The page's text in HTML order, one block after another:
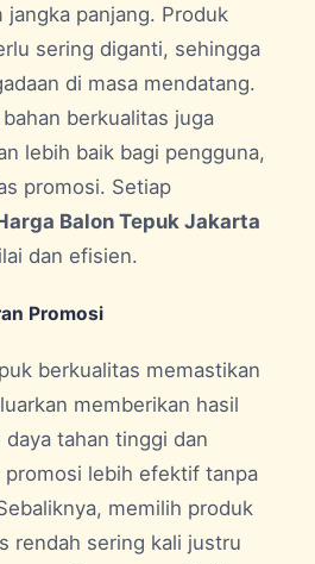
jangka panjang. Produk
sering diganti, sehingga
di masa mendatang.
berkualitas juga
lebih baik bagi pengguna,
promosi. Setiap
Balon Tepuk Jakarta
dan efisien.
Promosi
berkualitas memastikan
memberikan hasil
tahan tinggi dan
lebih efektif tanpa
memilih produk
rendah sering kali justru